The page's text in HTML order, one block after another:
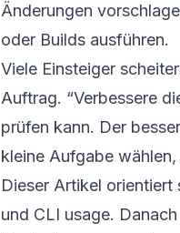
Änderungen
oder Builds ausführen.
Viele Einsteiger
Auftrag. “Verbessere
prüfen kann. Der
kleine Aufgabe
Dieser Artikel orientiert
und CLI usage.